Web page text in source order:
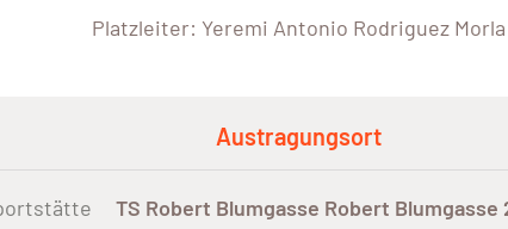
Platzleiter: Yeremi Antonio Rodriguez Morla
Austragungsort
TS Robert Blumgasse Robert Blumgasse